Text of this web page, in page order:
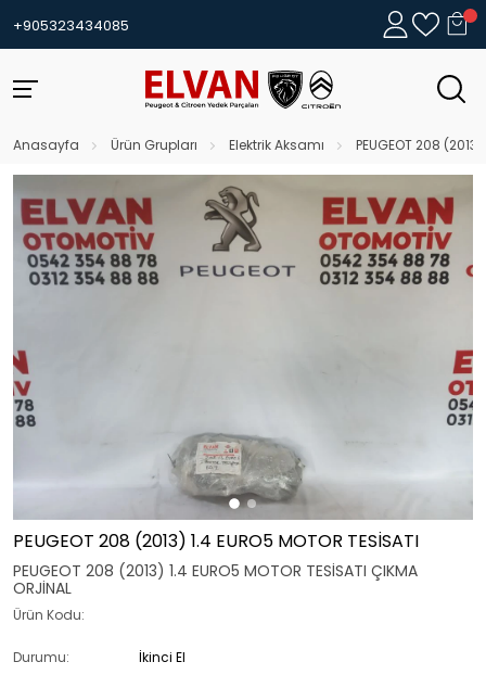
+905323434085
Anasayfa Ürün Grupları Elektrik Aksamı PEUGEOT 208 (2013)
PEUGEOT 208 (2013) 1.4 EURO5 MOTOR TESİSATI
PEUGEOT 208 (2013) 1.4 EURO5 MOTOR TESİSATI ÇIKMA
ORJİNAL
Ürün Kodu:
Durumu: İkinci El